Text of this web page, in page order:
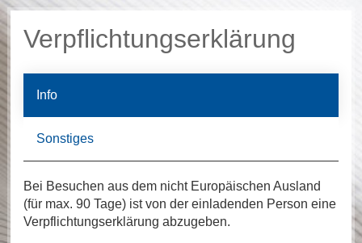
Verpflichtungserklärung
Info
Sonstiges
Bei Besuchen aus dem nicht Europäischen Ausland
(für max. 90 Tage) ist von der einladenden Person eine
Verpflichtungserklärung abzugeben.